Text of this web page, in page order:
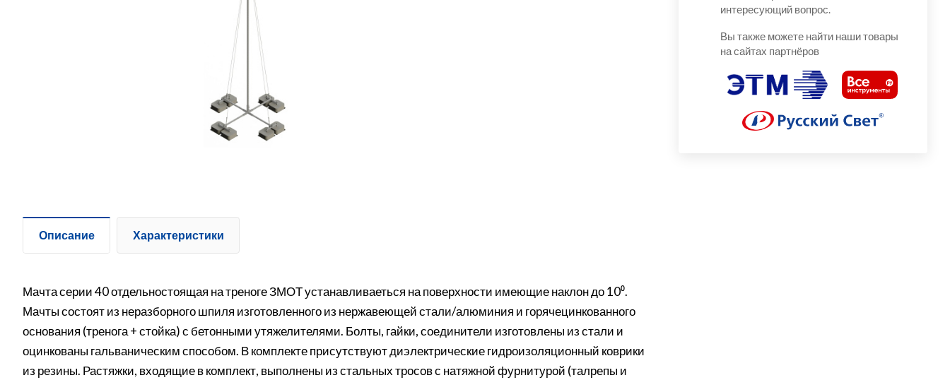
интересующий вопрос.
Вы также можете найти наши товары
на сайтах партнёров
Описание Характеристики
Мачта серии 40 отдельностоящая на треноге ЗМОТ устанавливаеться на поверхности имеющие наклон до 10⁰.
Мачты состоят из неразборного шпиля изготовленного из нержавеющей стали/алюминия и горячецинкованного
основания (тренога + стойка) с бетонными утяжелителями. Болты, гайки, соединители изготовлены из стали и
оцинкованы гальваническим способом. В комплекте присутствуют диэлектрические гидроизоляционный коврики
из резины. Растяжки, входящие в комплект, выполнены из стальных тросов с натяжной фурнитурой (талрепы и